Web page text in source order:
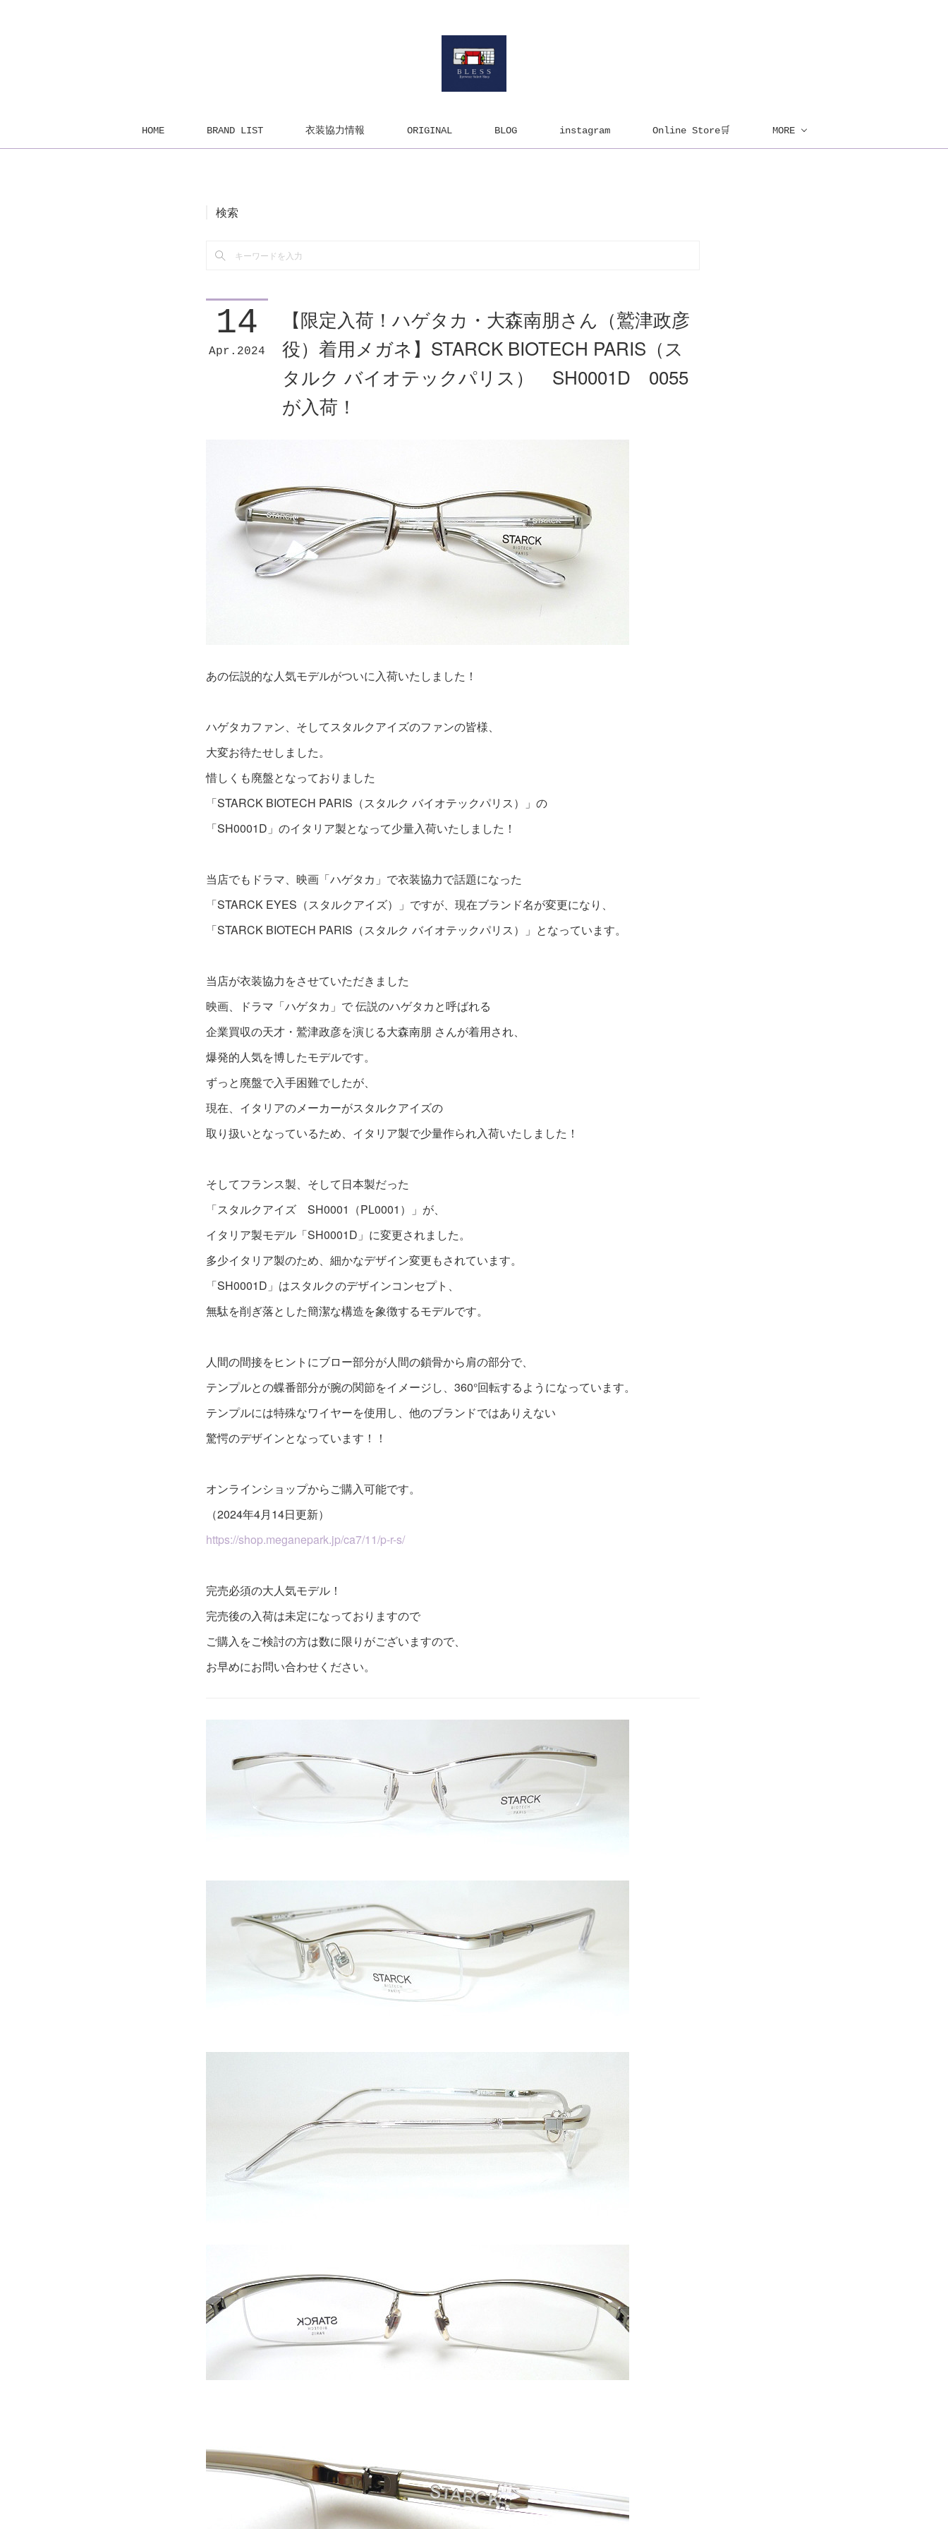
HOME BRAND LIST 衣装協力情報 ORIGINAL BLOG instagram Online Store🛒 MORE
検索
14
Apr 2024
【限定入荷！ハゲタカ・大森南朋さん（鷲津政彦
役）着用メガネ】STARCK BIOTECH PARIS（ス
タルク バイオテックパリス） SH0001D 0055
が入荷！
あの伝説的な人気モデルがついに入荷いたしました！
ハゲタカファン、そしてスタルクアイズのファンの皆様、
大変お待たせしました。
惜しくも廃盤となっておりました
「STARCK BIOTECH PARIS（スタルク バイオテックパリス）」の
「SH0001D」のイタリア製となって少量入荷いたしました！
当店でもドラマ、映画「ハゲタカ」で衣装協力で話題になった
「STARCK EYES（スタルクアイズ）」ですが、現在ブランド名が変更になり、
「STARCK BIOTECH PARIS（スタルク バイオテックパリス）」となっています。
当店が衣装協力をさせていただきました
映画、ドラマ「ハゲタカ」で 伝説のハゲタカと呼ばれる
企業買収の天才・鷲津政彦を演じる大森南朋 さんが着用され、
爆発的人気を博したモデルです。
ずっと廃盤で入手困難でしたが、
現在、イタリアのメーカーがスタルクアイズの
取り扱いとなっているため、イタリア製で少量作られ入荷いたしました！
そしてフランス製、そして日本製だった
「スタルクアイズ SH0001（PL0001）」が、
イタリア製モデル「SH0001D」に変更されました。
多少イタリア製のため、細かなデザイン変更もされています。
「SH0001D」はスタルクのデザインコンセプト、
無駄を削ぎ落とした簡潔な構造を象徴するモデルです。
人間の間接をヒントにブロー部分が人間の鎖骨から肩の部分で、
テンプルとの蝶番部分が腕の関節をイメージし、360°回転するようになっています。
テンプルには特殊なワイヤーを使用し、他のブランドではありえない
驚愕のデザインとなっています！！
オンラインショップからご購入可能です。
（2024年4月14日更新）
https://shop.meganepark.jp/ca7/11/p-r-s/
完売必須の大人気モデル！
完売後の入荷は未定になっておりますので
ご購入をご検討の方は数に限りがございますので、
お早めにお問い合わせください。